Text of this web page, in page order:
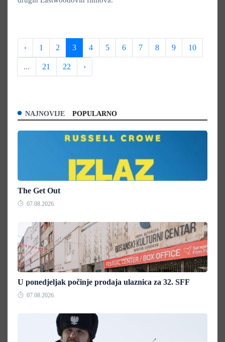
‹ 1 2 3 4 5 6 7 8 9 10
... 21 22 ›
NAJNOVIJE POPULARNO
The Get Out
07.08.2026.
U ponedjeljak počinje prodaja ulaznica za 32. SFF
07.08.2026.